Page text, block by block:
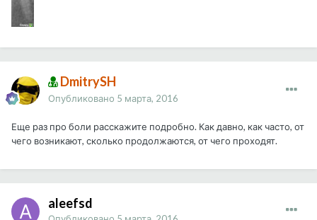
DmitrySH
Опубликовано 5 марта, 2016
Еще раз про боли расскажите подробно. Как давно, как часто, от
чего возникают, сколько продолжаются, от чего проходят.
aleefsd